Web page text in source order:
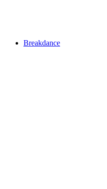
Breakdance